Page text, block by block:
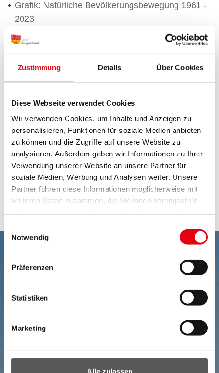
Zustimmung Details Über Cookies
Diese Webseite verwendet Cookies
Wir verwenden Cookies, um Inhalte und Anzeigen zu
personalisieren, Funktionen für soziale Medien anbieten
zu können und die Zugriffe auf unsere Website zu
analysieren. Außerdem geben wir Informationen zu Ihrer
Verwendung unserer Website an unsere Partner für
soziale Medien, Werbung und Analysen weiter. Unsere
Partner führen diese Informationen möglicherweise mit
weiteren Daten zusammen, die Sie ihnen bereitgestellt
Notwendig
Präferenzen
Statistiken
Marketing
Alle zulassen
Grafik: Natürliche Bevölkerungsbewegung 1961 -
2023
Grafik: Eheschließungen und Ehescheidungen
1961 - 2023
Grafik: Durchschnittliches Fruchtbarkeitsalter in
Jahren 1961 - 2023
Grafik: Eheschließungen nach Alter der Braut
Grafik: Eheschließungen nach Alter des
Grafik: Lebenserwartung im Burgenland bei der
Geburt 1961 - 2023
Grafik: Gestorbene 2021 nach Alter und
Geschlecht